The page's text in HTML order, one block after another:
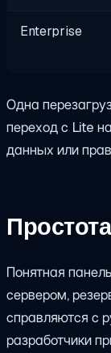
Enterprise
Одна
переход с Lite
данных или
Понятная
сервером,
справляются с
разработчики